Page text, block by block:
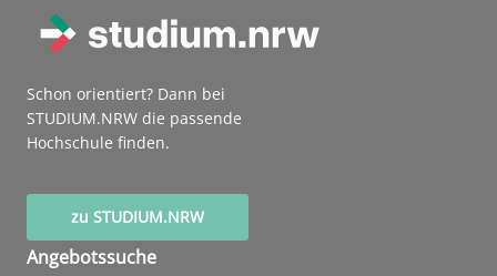
Schon orientiert? Dann bei
STUDIUM.NRW die passende
Hochschule finden.
zu STUDIUM.NRW
Angebotssuche